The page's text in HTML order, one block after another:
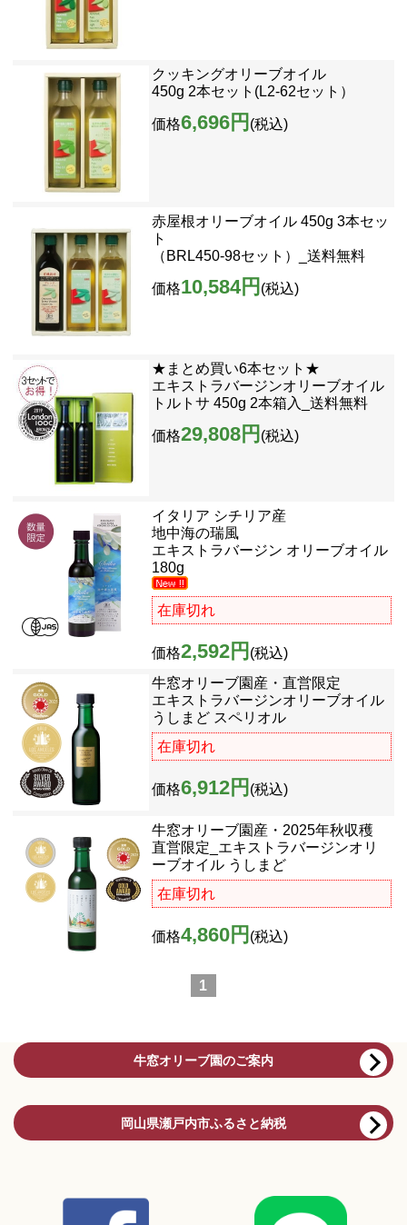
クッキングオリーブオイル
450g 2本セット(L2-62セット）
価格6,696円 (税込)
赤屋根オリーブオイル 450g 3本セッ
ト
（BRL450-98セット）_送料無料
価格10,584円 (税込)
★まとめ買い6本セット★
エキストラバージンオリーブオイル
トルトサ 450g 2本箱入_送料無料
価格29,808円 (税込)
イタリア シチリア産
地中海の瑞風
エキストラバージン オリーブオイル
180g
在庫切れ
価格2,592円 (税込)
牛窓オリーブ園産・直営限定
エキストラバージンオリーブオイル
うしまど スペリオル
在庫切れ
価格6,912円 (税込)
牛窓オリーブ園産・2025年秋収穫
直営限定_エキストラバージンオリ
ーブオイル うしまど
在庫切れ
価格4,860円 (税込)
1
牛窓オリーブ園のご案内
岡山県瀬戸内市ふるさと納税